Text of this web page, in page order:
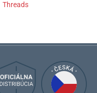
Threads